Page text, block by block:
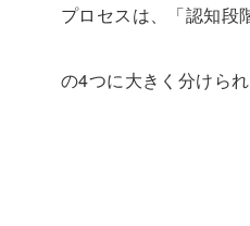
プロセスは、「認知段
の4つに大きく分けられ